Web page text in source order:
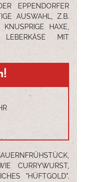
EPPENDORFER
AUSWAHL, Z.B.
HAXE,
MIT
CURRYWURST,
"HÜFTGOLD".